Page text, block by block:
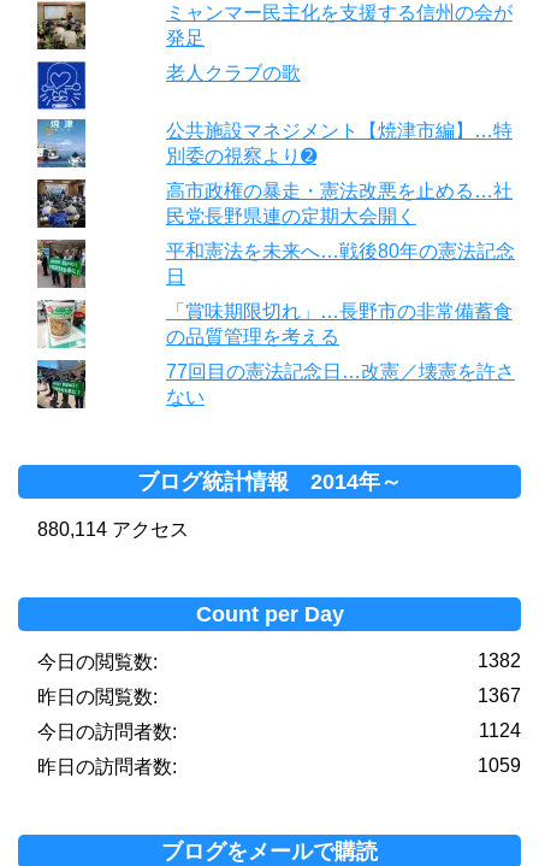
ミャンマー民主化を支援する信州の会が
発足
老人クラブの歌
公共施設マネジメント【焼津市編】…特
別委の視察より➋
高市政権の暴走・憲法改悪を止める…社
民党長野県連の定期大会開く
平和憲法を未来へ…戦後80年の憲法記念
日
「賞味期限切れ」…長野市の非常備蓄食
の品質管理を考える
77回目の憲法記念日…改憲／壊憲を許さ
ない
ブログ統計情報 2014年～
880,114 アクセス
Count per Day
1382
今日の閲覧数:
1367
昨日の閲覧数:
1124
今日の訪問者数:
1059
昨日の訪問者数:
ブログをメールで購読